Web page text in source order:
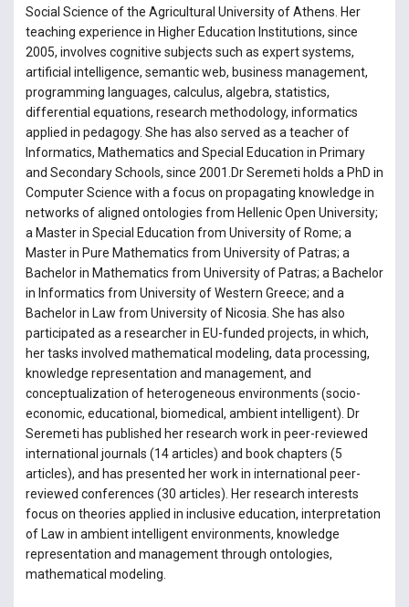
Social Science of the Agricultural University of Athens. Her
teaching experience in Higher Education Institutions, since
2005, involves cognitive subjects such as expert systems,
artificial intelligence, semantic web, business management,
programming languages, calculus, algebra, statistics,
differential equations, research methodology, informatics
applied in pedagogy. She has also served as a teacher of
Informatics, Mathematics and Special Education in Primary
and Secondary Schools, since 2001.Dr Seremeti holds a PhD in
Computer Science with a focus on propagating knowledge in
networks of aligned ontologies from Hellenic Open University;
a Master in Special Education from University of Rome; a
Master in Pure Mathematics from University of Patras; a
Bachelor in Mathematics from University of Patras; a Bachelor
in Informatics from University of Western Greece; and a
Bachelor in Law from University of Nicosia. She has also
participated as a researcher in EU-funded projects, in which,
her tasks involved mathematical modeling, data processing,
knowledge representation and management, and
conceptualization of heterogeneous environments (socio-
economic, educational, biomedical, ambient intelligent). Dr
Seremeti has published her research work in peer-reviewed
international journals (14 articles) and book chapters (5
articles), and has presented her work in international peer-
reviewed conferences (30 articles). Her research interests
focus on theories applied in inclusive education, interpretation
of Law in ambient intelligent environments, knowledge
representation and management through ontologies,
mathematical modeling.